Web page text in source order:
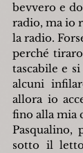
bevvero e
radio, ma io
la radio.
perché
tascabile e
alcuni
allora io
fino alla mia
Pasqualino,
sotto il